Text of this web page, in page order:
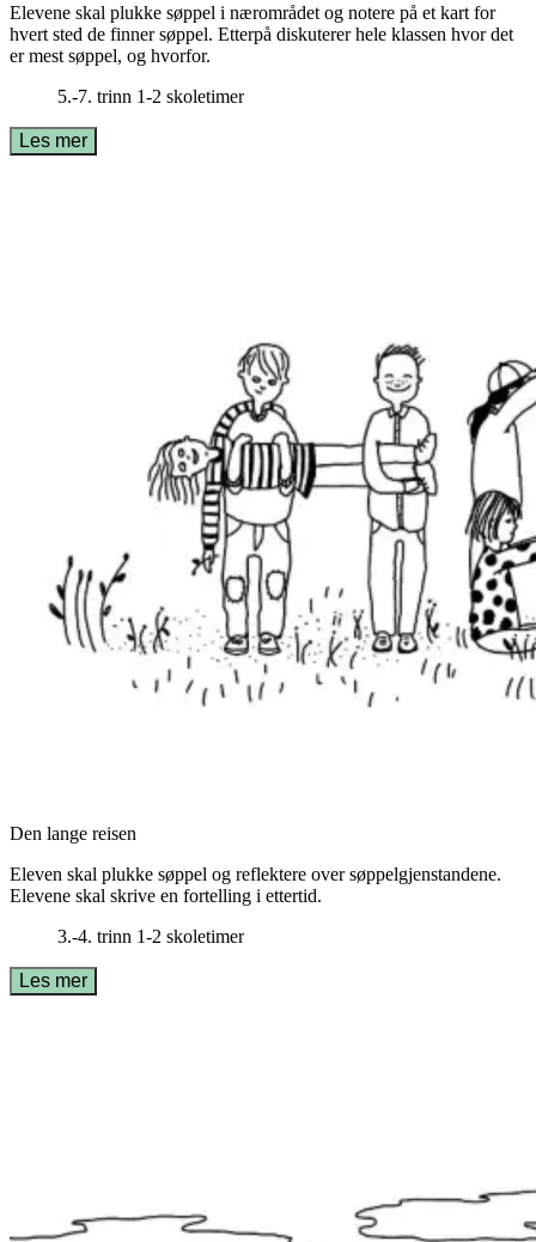
Elevene skal plukke søppel i nærområdet og notere på et kart for
hvert sted de finner søppel. Etterpå diskuterer hele klassen hvor det
er mest søppel, og hvorfor.
5.-7. trinn 1-2 skoletimer
Les mer
Den lange reisen
Eleven skal plukke søppel og reflektere over søppelgjenstandene.
Elevene skal skrive en fortelling i ettertid.
3.-4. trinn 1-2 skoletimer
Les mer